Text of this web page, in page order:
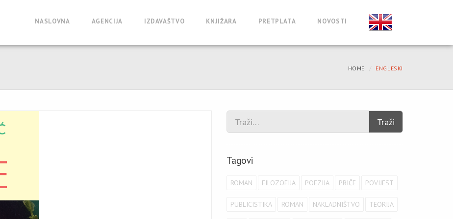
NASLOVNA AGENCIJA IZDAVAŠTVO KNJIŽARA PRETPLATA NOVOSTI
HOME ENGLESKI
Traži
Tagovi
ROMAN FILOZOFIJA POEZIJA PRIČE POVIJEST
PUBLICISTIKA ROMAN NAKLADNIŠTVO TEORIJA